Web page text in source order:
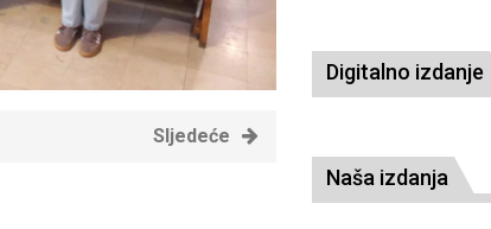
Sljedeće
Digitalno izdanje
Naša izdanja